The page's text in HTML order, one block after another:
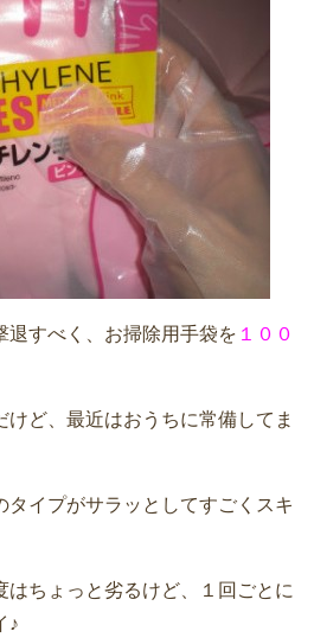
退すべく、お掃除用手袋を １００
ど、最近はおうちに常備してま
タイプがサラッとしてすごくスキ
はちょっと劣るけど、１回ごとに
♪